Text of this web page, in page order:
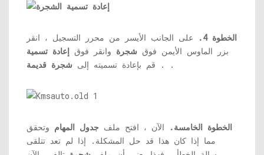
الخطوة 4.
على الجانب الأيسر من محرر التسجيل ، انقر
بزر الماوس الأيمن فوق شجرة وانقر فوق إعادة تسمية
. قم بإعادة تسميته إلى شجرة قديمة .
الخطوة الخامسة. الآن ، افتح ملف جدول المهام وتحقق
مما إذا كان هذا قد حل المشكلة. إذا لم تعد تتلقى